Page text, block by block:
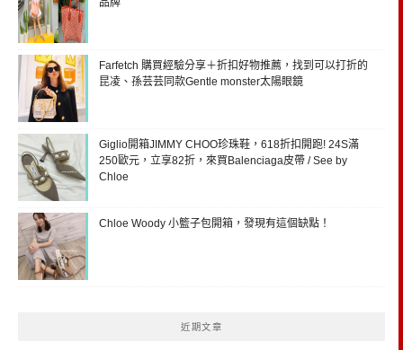
Farfetch 購買經驗分享＋折扣好物推薦，找到可以打折的
昆凌、孫芸芸同款Gentle monster太陽眼鏡
Giglio開箱JIMMY CHOO珍珠鞋，618折扣開跑! 24S滿
250歐元，立享82折，來買Balenciaga皮帶 / See by
Chloe
Chloe Woody 小籃子包開箱，發現有這個缺點！
近期文章